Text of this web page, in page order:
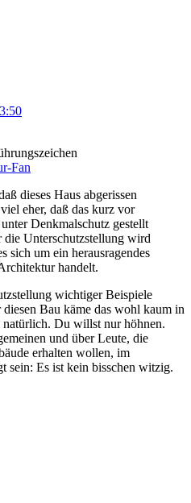
Fan
dieses Haus abgerissen
eher, daß das kurz vor
Denkmalschutz gestellt
Unterschutzstellung wird
sich um ein herausragendes
handelt.
wichtiger Beispiele
Bau käme das wohl kaum in
Du willst nur höhnen.
und über Leute, die
erhalten wollen, im
sein: Es ist kein bisschen witzig.